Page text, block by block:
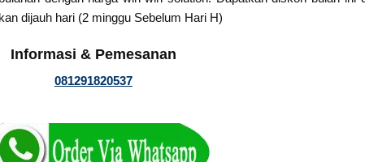
dijauh hari (2 minggu Sebelum Hari H)
Informasi & Pemesanan
081291820537